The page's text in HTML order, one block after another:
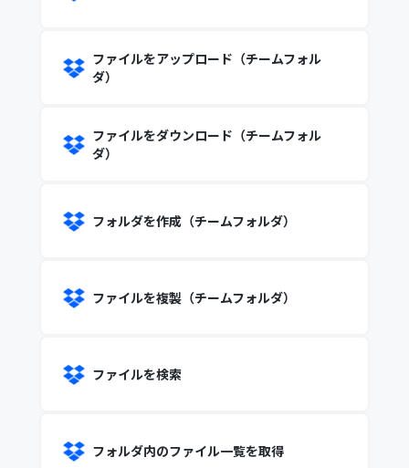
ファイルをアップロード（チームフォル
ダ）
ファイルをダウンロード（チームフォル
ダ）
フォルダを作成（チームフォルダ）
ファイルを複製（チームフォルダ）
ファイルを検索
フォルダ内のファイル一覧を取得